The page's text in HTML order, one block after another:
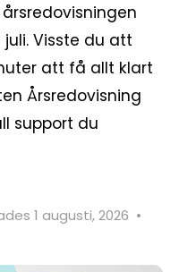
Visste du att
att få allt klart
Årsredovisning
support du
1 augusti, 2026 •